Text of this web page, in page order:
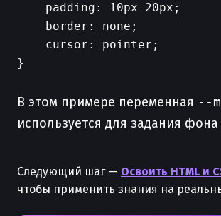
    padding: 10px 20px;
    border: none;
    cursor: pointer;
}
В этом примере переменная --
используется для задания
Следующий шаг — Освоить HTML и
чтобы применить знания на